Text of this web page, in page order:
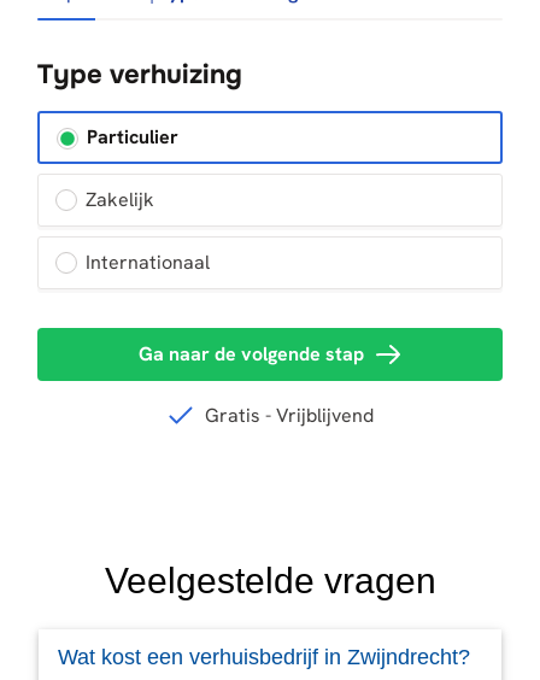
Veelgestelde vragen
Wat kost een verhuisbedrijf in Zwijndrecht?